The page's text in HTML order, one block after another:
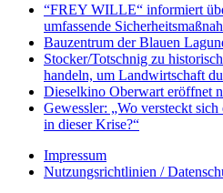
“FREY WILLE“ informiert
umfassende
Bauzentrum der Blauen
Stocker/Totschnig zu
handeln, um Landwirtschaft
Dieselkino Oberwart eröffnet
Gewessler: „Wo versteckt
in dieser Krise?“
Impressum
Nutzungsrichtlinien /